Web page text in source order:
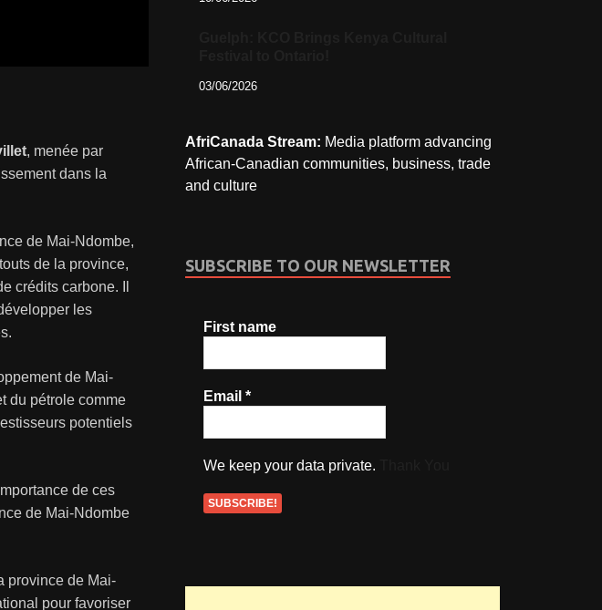
, menée par
dans la
de Mai-Ndombe,
de la province,
crédits carbone. Il
les
de Mai-
du pétrole comme
potentiels
de ces
de Mai-Ndombe
province de Mai-
pour favoriser
03/06/2026
AfriCanada Stream: Media platform advancing
African-Canadian communities, business, trade
and culture
SUBSCRIBE TO OUR NEWSLETTER
First name
Email*
We keep your data private.